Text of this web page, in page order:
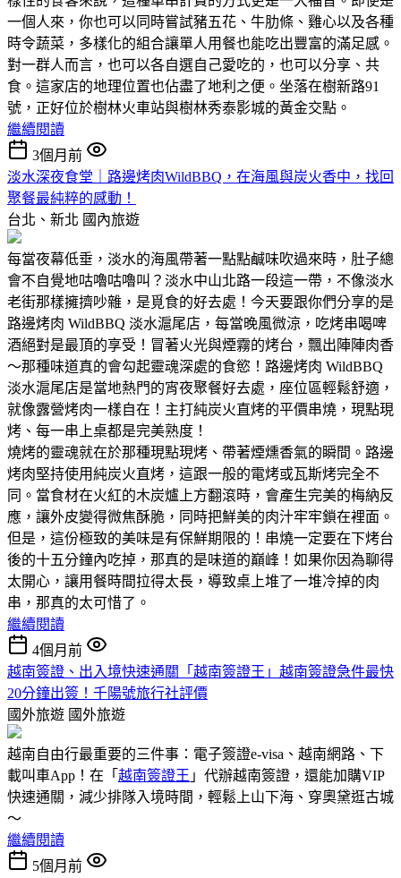
一個人來，你也可以同時嘗試豬五花、牛肋條、雞心以及各種
時令蔬菜，多樣化的組合讓單人用餐也能吃出豐富的滿足感。
對一群人而言，也可以各自選自己愛吃的，也可以分享、共
食。這家店的地理位置也佔盡了地利之便。坐落在樹新路91
號，正好位於樹林火車站與樹林秀泰影城的黃金交點。
繼續閱讀
3個月前
淡水深夜食堂｜路邊烤肉WildBBQ，在海風與炭火香中，找回
聚餐最純粹的感動！
台北、新北 國內旅遊
每當夜幕低垂，淡水的海風帶著一點點鹹味吹過來時，肚子總
會不自覺地咕嚕咕嚕叫？淡水中山北路一段這一帶，不像淡水
老街那樣擁擠吵雜，是覓食的好去處！今天要跟你們分享的是
路邊烤肉 WildBBQ 淡水滬尾店，每當晚風微涼，吃烤串喝啤
酒絕對是最頂的享受！冒著火光與煙霧的烤台，飄出陣陣肉香
～那種味道真的會勾起靈魂深處的食慾！路邊烤肉 WildBBQ
淡水滬尾店是當地熱門的宵夜聚餐好去處，座位區輕鬆舒適，
就像露營烤肉一樣自在！主打純炭火直烤的平價串燒，現點現
烤、每一串上桌都是完美熟度！
燒烤的靈魂就在於那種現點現烤、帶著煙燻香氣的瞬間。路邊
烤肉堅持使用純炭火直烤，這跟一般的電烤或瓦斯烤完全不
同。當食材在火紅的木炭爐上方翻滾時，會產生完美的梅納反
應，讓外皮變得微焦酥脆，同時把鮮美的肉汁牢牢鎖在裡面。
但是，這份極致的美味是有保鮮期限的！串燒一定要在下烤台
後的十五分鐘內吃掉，那真的是味道的巔峰！如果你因為聊得
太開心，讓用餐時間拉得太長，導致桌上堆了一堆冷掉的肉
串，那真的太可惜了。
繼續閱讀
4個月前
越南簽證、出入境快速通關「越南簽證王」越南簽證急件最快
20分鐘出簽！千陽號旅行社評價
國外旅遊 國外旅遊
越南自由行最重要的三件事：電子簽證e-visa、越南網路、下
載叫車App！在「 越南簽證王 」代辦越南簽證，還能加購VIP
快速通關，減少排隊入境時間，輕鬆上山下海、穿奧黛逛古城
～
繼續閱讀
5個月前